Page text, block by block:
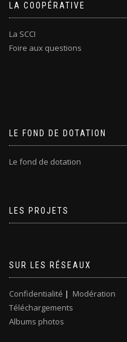
LA COOPÉRATIVE
La SCCI
Foire aux questions
LE FOND DE DOTATION
Le fond de dotation
LES PROJETS
SUR LES RÉSEAUX
Confidentialité | Modération
Téléchargements
Albums photos